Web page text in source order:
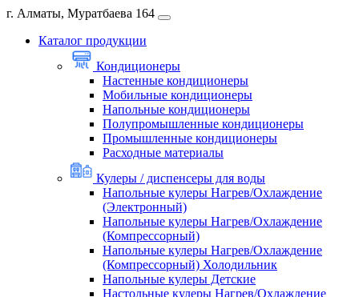
г. Алматы, Муратбаева 164
Каталог продукции
Кондиционеры
Настенные кондиционеры
Мобильные кондиционеры
Напольные кондиционеры
Полупромышленные кондиционеры
Промышленные кондиционеры
Расходные материалы
Кулеры / диспенсеры для воды
Напольные кулеры Нагрев/Охлаждение
(Электронный)
Напольные кулеры Нагрев/Охлаждение
(Компрессорный)
Напольные кулеры Нагрев/Охлаждение
(Компрессорный) Холодильник
Напольные кулеры Детские
Настольные кулеры Нагрев/Охлаждение